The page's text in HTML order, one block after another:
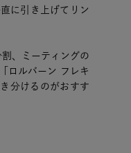
に引き上げてリン
、ミーティングの
ロルバーン フレキ
分けるのがおすす